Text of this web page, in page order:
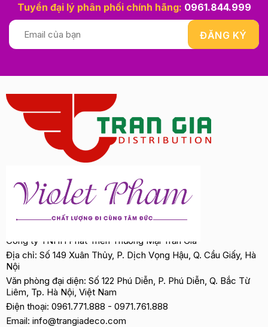
Tuyển đại lý phân phối chính hãng: 0961.844.999
Công ty TNHH Phát Triển Thương Mại Trần Gia
Địa chỉ: Số 149 Xuân Thủy, P. Dịch Vọng Hậu, Q. Cầu Giấy, Hà
Nội
Văn phòng đại diện: Số 122 Phú Diễn, P. Phú Diễn, Q. Bắc Từ
Liêm, Tp. Hà Nội, Việt Nam
Điện thoại: 0961.771.888 - 0971.761.888
Email: info@trangiadeco.com